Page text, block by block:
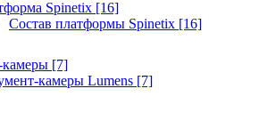
Spinetix [16]
Состав платформы Spinetix [16]
[7]
камеры Lumens [7]